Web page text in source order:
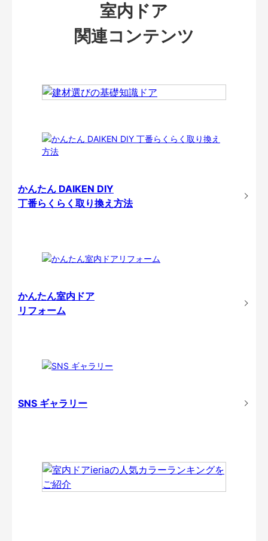
室内ドア
関連コンテンツ
かんたん DAIKEN DIY
丁番らくらく取り換え方法
かんたん室内ドア
リフォーム
SNS ギャラリー